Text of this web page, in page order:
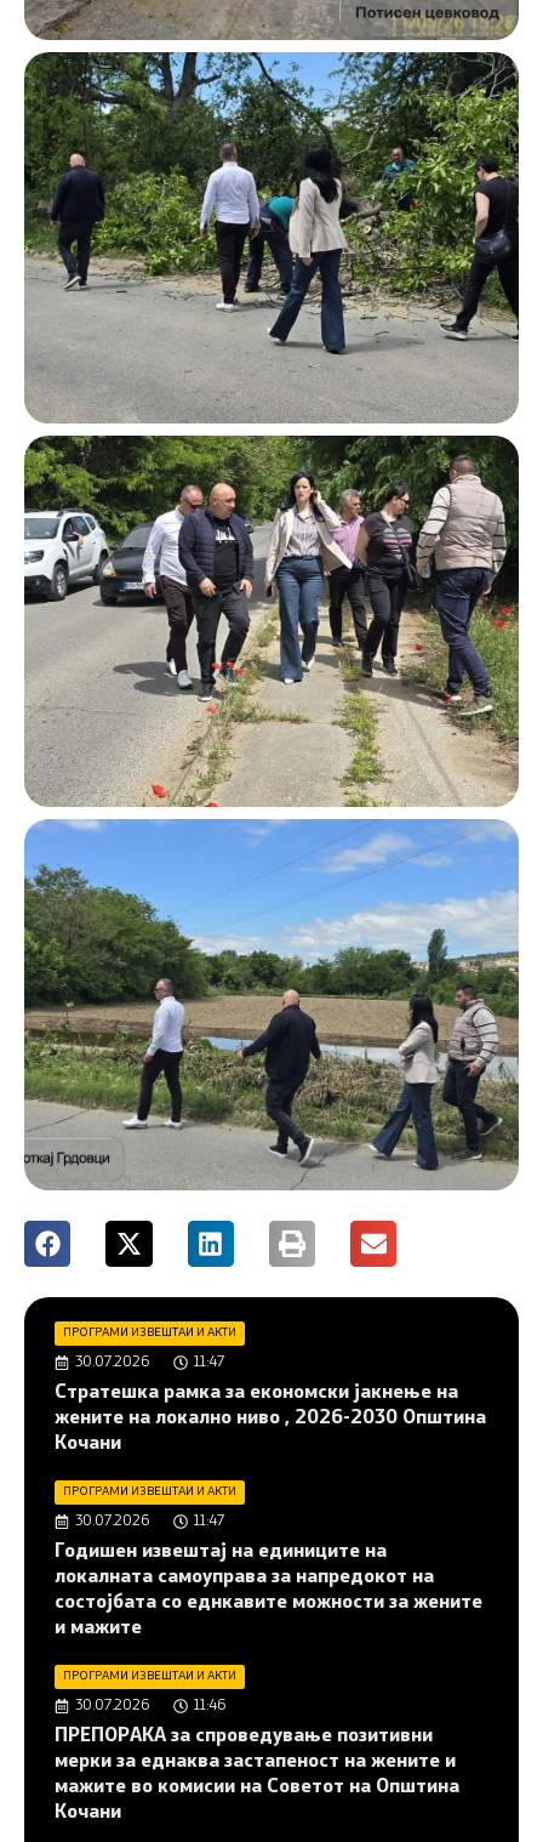
ПРОГРАМИ ИЗВЕШТАИ И АКТИ
30.07.2026 11:47
Стратешка рамка за економски јакнење на
жените на локално ниво , 2026-2030 Општина
Кочани
ПРОГРАМИ ИЗВЕШТАИ И АКТИ
30.07.2026 11:47
Годишен извештај на единиците на
локалната самоуправа за напредокот на
состојбата со еднкавите можности за жените
и мажите
ПРОГРАМИ ИЗВЕШТАИ И АКТИ
30.07.2026 11:46
ПРЕПОРАКА за спроведување позитивни
мерки за еднаква застапеност на жените и
мажите во комисии на Советот на Општина
Кочани